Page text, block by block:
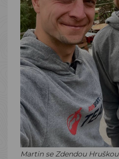
Martin se Zdendou Hruškou